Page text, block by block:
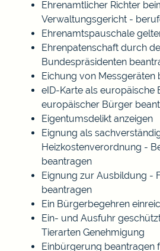
Ehrenamtlicher Richter
Verwaltungsgericht -
Ehrenamtspauschale
Ehrenpatenschaft durch
Bundespräsidenten
Eichung von Messgeräten
eID-Karte als europäische
europäischer Bürger
Eigentumsdelikt anzeigen
Eignung als
Heizkostenverordnung -
beantragen
Eignung zur Ausbildung -
beantragen
Ein Bürgerbegehren
Ein- und Ausfuhr
Tierarten Genehmigung
Einbürgerung beantragen